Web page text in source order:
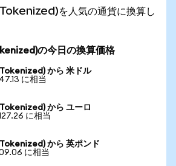
を人気の通貨に換算し
の今日の換算価格
から 米ドル
に相当
から ユーロ
に相当
から 英ポンド
に相当